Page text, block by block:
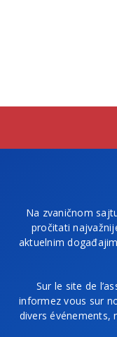
Na zvaničnom
pročitati
aktuelnim
Sur le site de
informez vous sur
divers événements,